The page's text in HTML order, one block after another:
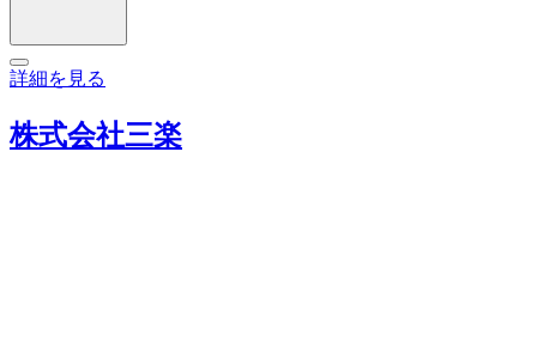
詳細を見る
株式会社三楽